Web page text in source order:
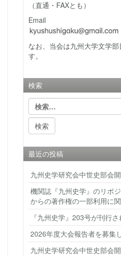
（直通・FAXとも）
Email
なお、当会は九州大学文学
す。
検索
検
索:
最近の投稿
九州史学研究会中世史部会
機関誌『九州史学』のリポ
からの著作権の一部利用に
『九州史学』203号が刊行
2026年度大会報告者を募集
九州史学研究会中世史部会